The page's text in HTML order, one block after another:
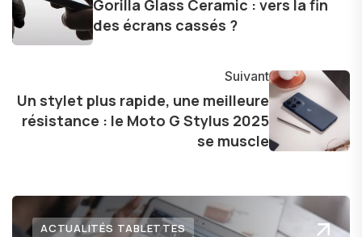
dernières tendances et innovations, partageant
avec enthousiasme mes découvertes avec la
l'exploration constante des frontières de la
technologie me permet de présenter aux
lecteurs un aperçu captivant de ce que le futur
Gorilla Glass Ceramic : vers la fin
des écrans cassés ?
Suivant
Un stylet plus rapide, une meilleure
résistance : le Moto G Stylus 2025
se muscle
ACTUALITÉS TABLETTES